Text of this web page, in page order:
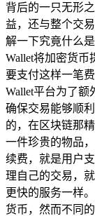
背后的一只无形
益，还与整个交
解一下究竟什么
Wallet将加密货
要支付这样一笔
Wallet平台为了
确保交易能够顺
的，在区块链那
一件珍贵的物品
续费，就是用户
理自己的交易，
更快的服务一样
货币，然而不同